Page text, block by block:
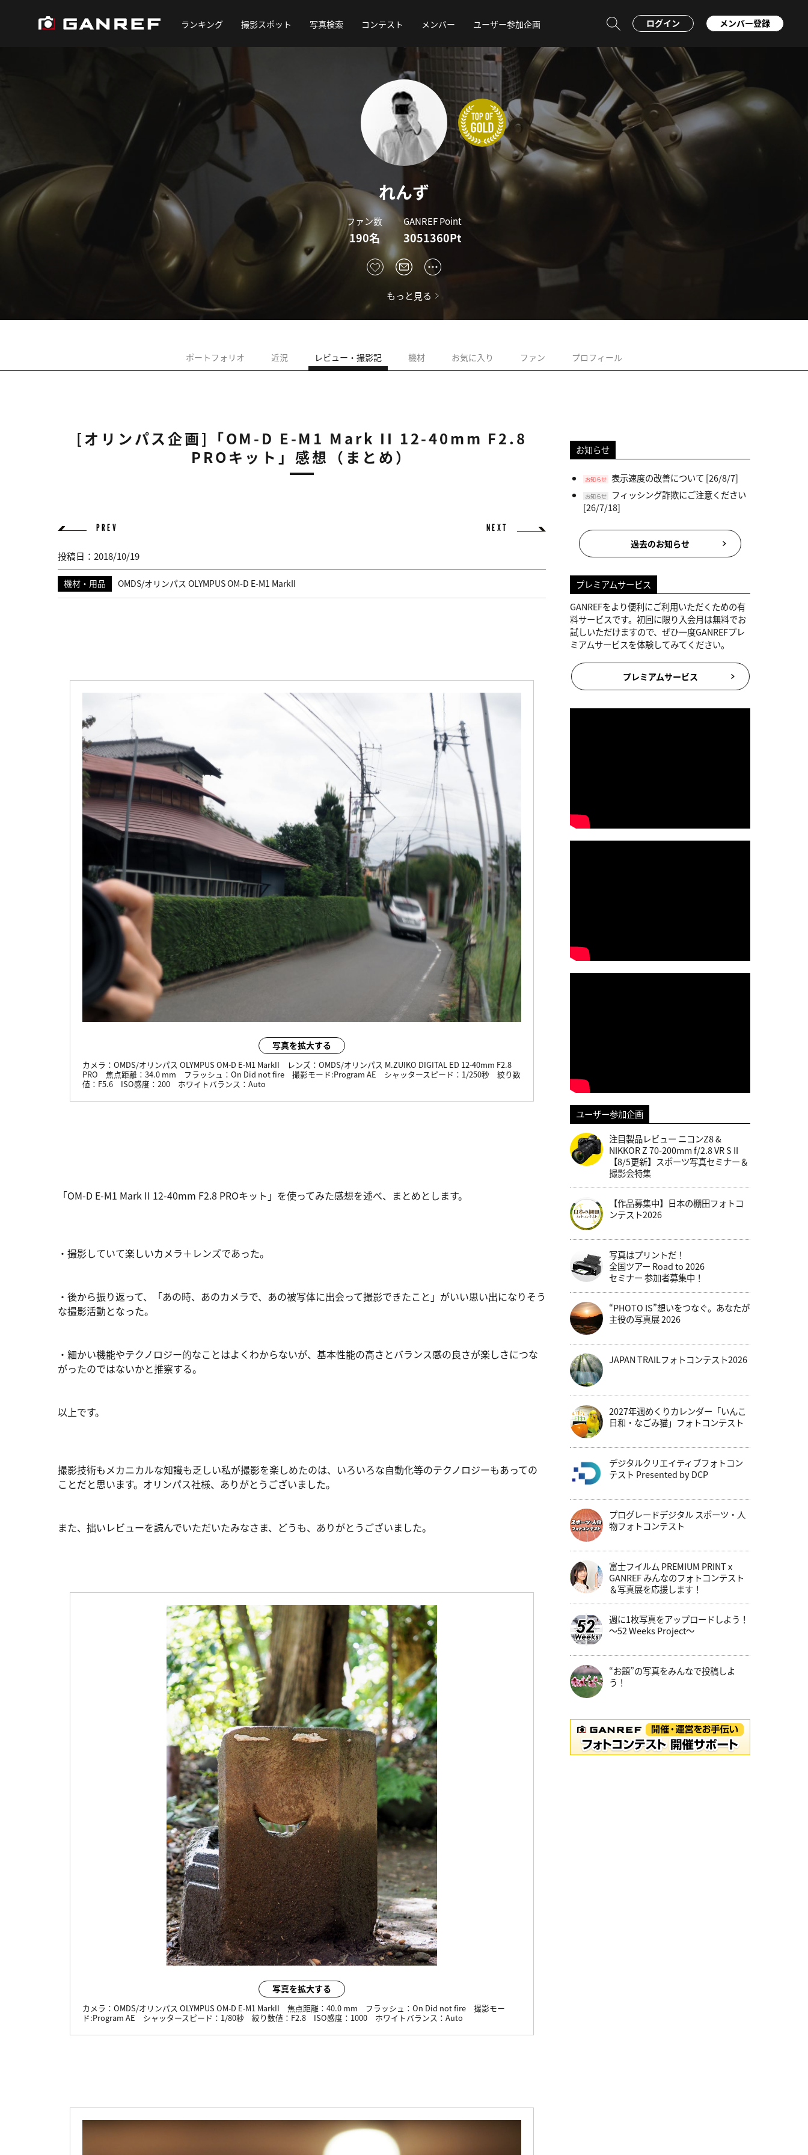
ランキング 撮影スポット 写真検索 コンテスト メンバー ユーザー参加企画 ログイン メンバー登録
れんず
ファン数
190名
GANREF Point
3051360Pt
もっと見る
ポートフォリオ 近況 レビュー・撮影記 機材 お気に入り ファン プロフィール
[オリンパス企画]「OM-D E-M1 Mark II 12-40mm F2.8
PROキット」感想（まとめ）
PREV NEXT
投稿日：2018/10/19
機材・用品 OMDS/オリンパス OLYMPUS OM-D E-M1 MarkII
写真を拡大する
カメラ： OMDS/オリンパス OLYMPUS OM-D E-M1 MarkII レンズ： OMDS/オリンパス M.ZUIKO DIGITAL ED 12-40mm F2.8
PRO
焦点距離： 34.0 mm フラッシュ： On Did not fire 撮影モード:Program AE シャッタースピード： 1/250秒
絞り数
値： F5.6 ISO感度： 200 ホワイトバランス： Auto
「OM-D E-M1 Mark II 12-40mm F2.8 PROキット」を使ってみた感想を述べ、まとめとします。
・撮影していて楽しいカメラ＋レンズであった。
・後から振り返って、「あの時、あのカメラで、あの被写体に出会って撮影できたこと」がいい思い出になりそう
な撮影活動となった。
・細かい機能やテクノロジー的なことはよくわからないが、基本性能の高さとバランス感の良さが楽しさにつな
がったのではないかと推察する。
以上です。
撮影技術もメカニカルな知識も乏しい私が撮影を楽しめたのは、いろいろな自動化等のテクノロジーもあっての
ことだと思います。オリンパス社様、ありがとうございました。
また、拙いレビューを読んでいただいたみなさま、どうも、ありがとうございました。
写真を拡大する
カメラ： OMDS/オリンパス OLYMPUS OM-D E-M1 MarkII 焦点距離： 40.0 mm フラッシュ： On Did not fire
撮影モー
ド:Program AE シャッタースピード： 1/80秒 絞り数値： F2.8 ISO感度： 1000 ホワイトバランス： Auto
お知らせ
お知らせ 表示速度の改善について [26/8/7]
お知らせ
フィッシング詐欺にご注意ください
[26/7/18]
過去のお知らせ
プレミアムサービス
GANREFをより便利にご利用いただくための有
料サービスです。初回に限り入会月は無料でお
試しいただけますので、ぜひ一度GANREFプレ
ミアムサービスを体験してみてください。
プレミアムサービス
ユーザー参加企画
注目製品レビュー ニコンZ8 &
NIKKOR Z 70-200mm f/2.8 VR S II
【8/5更新】スポーツ写真セミナー＆
撮影会特集
【作品募集中】日本の棚田フォトコ
ンテスト2026
写真はプリントだ！
全国ツアー Road to 2026
セミナー 参加者募集中！
“PHOTO IS”想いをつなぐ。あなたが
主役の写真展 2026
JAPAN TRAILフォトコンテスト2026
2027年週めくりカレンダー「いんこ
日和・なごみ猫」フォトコンテスト
デジタルクリエイティブフォトコン
テスト Presented by DCP
プログレードデジタル スポーツ・人
物フォトコンテスト
富士フイルム PREMIUM PRINT x
GANREF みんなのフォトコンテスト
＆写真展を応援します！
週に1枚写真をアップロードしよう！
～52 Weeks Project～
“お題”の写真をみんなで投稿しよ
う！